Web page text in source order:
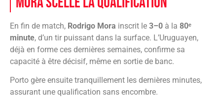
En fin de match, Rodrigo Mora inscrit le 3–0 à la 80ᵉ
minute, d’un tir puissant dans la surface. L’Uruguayen,
déjà en forme ces dernières semaines, confirme sa
capacité à être décisif, même en sortie de banc.
Porto gère ensuite tranquillement les dernières minutes,
assurant une qualification sans encombre.